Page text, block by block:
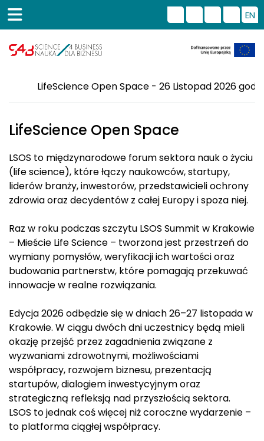
EN
LifeScience Open Space - 26 Listopad 2026
LifeScience Open Space
LSOS to międzynarodowe forum sektora nauk o życiu
(life science), które łączy naukowców, startupy,
liderów branży, inwestorów, przedstawicieli ochrony
zdrowia oraz decydentów z całej Europy i spoza niej.
Raz w roku podczas szczytu LSOS Summit w Krakowie
– Mieście Life Science – tworzona jest przestrzeń do
wymiany pomysłów, weryfikacji ich wartości oraz
budowania partnerstw, które pomagają przekuwać
innowacje w realne rozwiązania.
Edycja 2026 odbędzie się w dniach 26–27 listopada w
Krakowie. W ciągu dwóch dni uczestnicy będą mieli
okazję przejść przez zagadnienia związane z
wyzwaniami zdrowotnymi, możliwościami
współpracy, rozwojem biznesu, prezentacją
startupów, dialogiem inwestycyjnym oraz
strategiczną refleksją nad przyszłością sektora.
LSOS to jednak coś więcej niż coroczne wydarzenie –
to platforma ciągłej współpracy.